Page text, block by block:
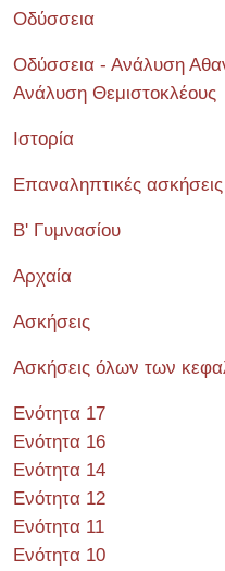
Οδύσσεια
Οδύσσεια - Ανάλυση
Ανάλυση Θεμιστοκλέους
Ιστορία
Επαναληπτικές ασκήσεις
Β' Γυμνασίου
Αρχαία
Ασκήσεις
Ασκήσεις όλων των
Ενότητα 17
Ενότητα 16
Ενότητα 14
Ενότητα 12
Ενότητα 11
Ενότητα 10